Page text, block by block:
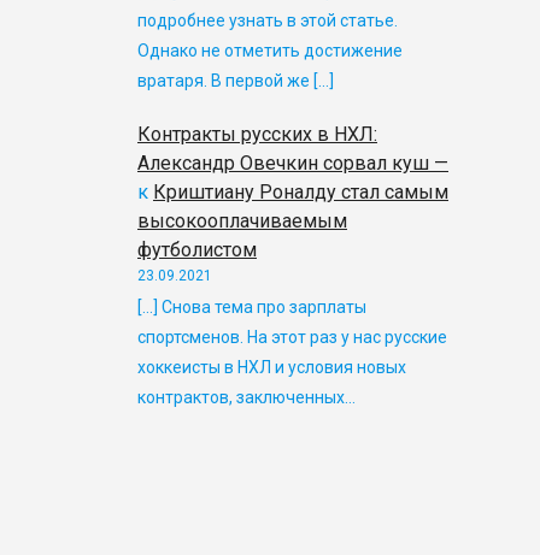
подробнее узнать в этой статье.
Однако не отметить достижение
вратаря. В первой же […]
Контракты русских в НХЛ:
Александр Овечкин сорвал куш —
к Криштиану Роналду стал самым
высокооплачиваемым
футболистом
23.09.2021
[…] Снова тема про зарплаты
спортсменов. На этот раз у нас русские
хоккеисты в НХЛ и условия новых
контрактов, заключенных…